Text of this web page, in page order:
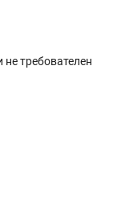
требователен